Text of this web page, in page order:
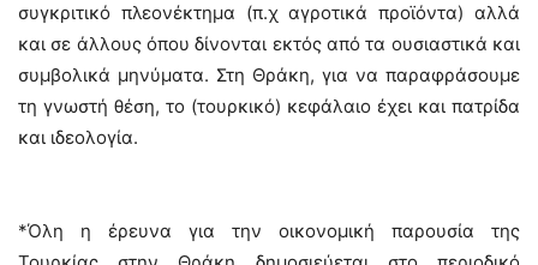
συγκριτικό πλεονέκτημα (π.χ αγροτικά προϊόντα) αλλά
και σε άλλους όπου δίνονται εκτός από τα ουσιαστικά και
συμβολικά μηνύματα. Στη Θράκη, για να παραφράσουμε
τη γνωστή θέση, το (τουρκικό) κεφάλαιο έχει και πατρίδα
και ιδεολογία.
*Όλη η έρευνα για την οικονομική παρουσία της